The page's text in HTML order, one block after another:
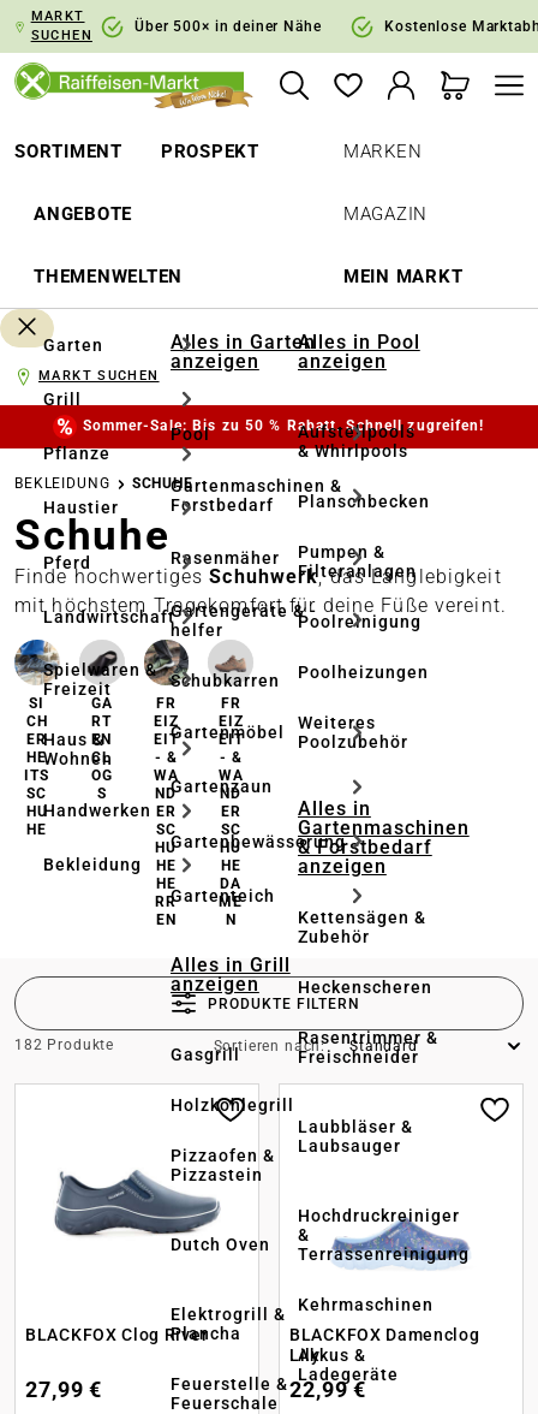
Zur Hauptnavigation springen
MARKT
SUCHEN
Über 500× in deiner Nähe Kostenlose
SORTIMENT PROSPEKT
ANGEBOTE
THEMENWELTEN
MARKEN
MAGAZIN
MEIN MARKT
Garten
Grill
Pflanze
Haustier
Pferd
Landwirtschaft
Spielwaren &
Freizeit
Haus &
Wohnen
Handwerken
Bekleidung
Alles in Garten
anzeigen
Pool
Gartenmaschinen &
Forstbedarf
Rasenmäher
Gartengeräte & -
helfer
Schubkarren
Gartenmöbel
Gartenzaun
Gartenbewässerung
Gartenteich
Alles in Grill
anzeigen
Gasgrill
Holzkohlegrill
Pizzaofen &
Pizzastein
Dutch Oven
Elektrogrill &
Plancha
Feuerstelle &
Feuerschale
Alles in Pool
anzeigen
Aufstellpools
& Whirlpools
Planschbecken
Pumpen &
Filteranlagen
Poolreinigung
Poolheizungen
Weiteres
Poolzubehör
Alles in
Gartenmaschinen
& Forstbedarf
anzeigen
Kettensägen &
Zubehör
Heckenscheren
Rasentrimmer &
Freischneider
Laubbläser &
Laubsauger
Hochdruckreiniger
&
Terrassenreinigung
Kehrmaschinen
Akkus &
Ladegeräte
MARKT SUCHEN
Sommer-Sale: Bis zu 50 % Rabatt. Schnell zugreifen!
BEKLEIDUNG SCHUHE
Schuhe
Finde hochwertigesSchuhwerk, das Langlebigkeit
mit höchstem Tragekomfort für deine Füße vereint.
SI
CH
ER
HE
ITS
SC
HU
HE
GA
RT
EN
CL
OG
S
FR
EIZ
EIT
- &
WA
ND
ER
SC
HU
HE
HE
RR
EN
FR
EIZ
EIT
- &
WA
ND
ER
SC
HU
HE
DA
ME
N
PRODUKTE FILTERN
182 Produkte Sortieren nach:
BLACKFOX Clog River
27,99 €
BLACKFOX Damenclog
Lily
22,99 €